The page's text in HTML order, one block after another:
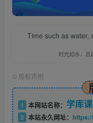
Time such as water,
时光如水，总
© 版权声明
1 本网站名称： 学库
2 本站永久网址：